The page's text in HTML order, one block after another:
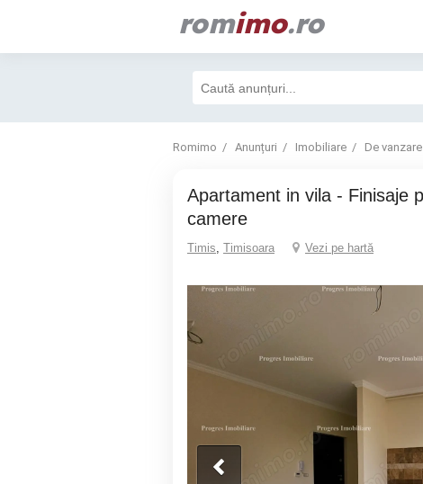
romimo.ro
Romimo Anunțuri Imobiliare De vanzare
Apartament in vila - Finisaje premium - 2
camere
Timis, Timisoara Vezi pe hartă